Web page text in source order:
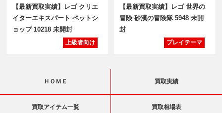
【最新買取実績】レゴ クリエ
イターエキスパート ペットシ
ョップ 10218 未開封
上級者向け
【最新買取実績】レゴ 世界の
冒険 砂漠の冒険隊 5948 未開
封
プレイテーマ
ＨＯＭＥ 買取実績
買取アイテム一覧 買取相場表